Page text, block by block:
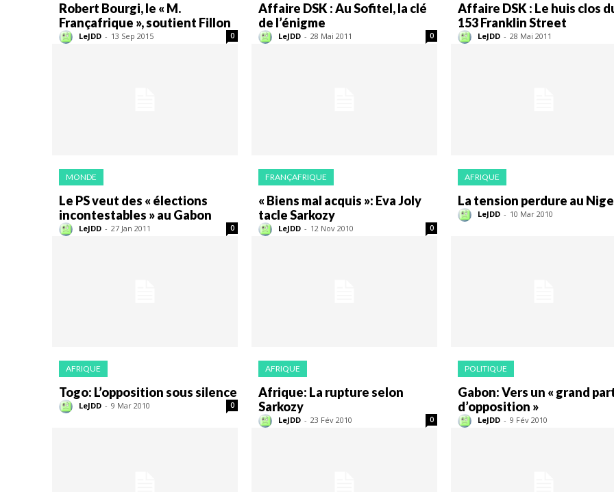
Robert Bourgi, le « M.
Françafrique », soutient Fillon
LeJDD - 13 Sep 2015 0
Affaire DSK : Au Sofitel, la clé
de l’énigme
LeJDD - 28 Mai 2011 0
Affaire DSK : Le huis clos
153 Franklin Street
LeJDD - 28 Mai 2011
MONDE
Le PS veut des « élections
incontestables » au Gabon
LeJDD - 27 Jan 2011 0
FRANÇAFRIQUE
« Biens mal acquis »: Eva Joly
tacle Sarkozy
LeJDD - 12 Nov 2010 0
AFRIQUE
La tension perdure au
LeJDD - 10 Mar 2010
AFRIQUE
Togo: L’opposition sous silence
LeJDD - 9 Mar 2010 0
AFRIQUE
Afrique: La rupture selon
Sarkozy
LeJDD - 23 Fév 2010 0
POLITIQUE
Gabon: Vers un « grand
d’opposition »
LeJDD - 9 Fév 2010